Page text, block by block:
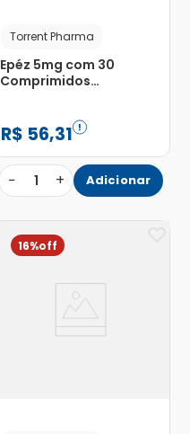
Torrent Pharma
Epéz 5mg com 30
Comprimidos
R$ 56,31
− 1 + Adicionar
16%